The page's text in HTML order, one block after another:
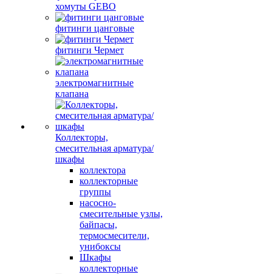
хомуты GEBO
фитинги цанговые
фитинги Чермет
электромагнитные
клапана
Коллекторы,
смесительная арматура/
шкафы
коллектора
коллекторные
группы
насосно-
смесительные узлы,
байпасы,
термосмесители,
унибоксы
Шкафы
коллекторные